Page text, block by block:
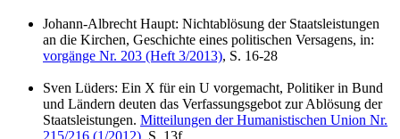
Johann-Albrecht Haupt: Nichtablösung der Staatsleistungen
an die Kirchen, Geschichte eines politischen Versagens, in:
vorgänge Nr. 203 (Heft 3/2013), S. 16-28
Sven Lüders: Ein X für ein U vorgemacht, Politiker in Bund
und Ländern deuten das Verfassungsgebot zur Ablösung der
Staatsleistungen. Mitteilungen der Humanistischen Union Nr.
215/216 (1/2012), S. 13f.